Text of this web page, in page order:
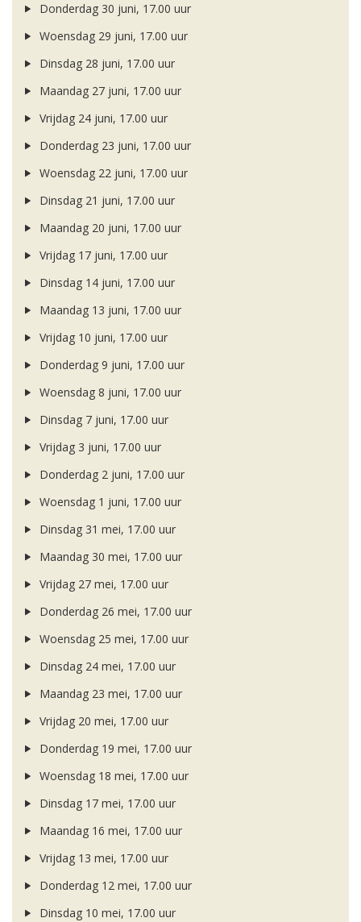
Donderdag 30 juni, 17.00 uur
Woensdag 29 juni, 17.00 uur
Dinsdag 28 juni, 17.00 uur
Maandag 27 juni, 17.00 uur
Vrijdag 24 juni, 17.00 uur
Donderdag 23 juni, 17.00 uur
Woensdag 22 juni, 17.00 uur
Dinsdag 21 juni, 17.00 uur
Maandag 20 juni, 17.00 uur
Vrijdag 17 juni, 17.00 uur
Dinsdag 14 juni, 17.00 uur
Maandag 13 juni, 17.00 uur
Vrijdag 10 juni, 17.00 uur
Donderdag 9 juni, 17.00 uur
Woensdag 8 juni, 17.00 uur
Dinsdag 7 juni, 17.00 uur
Vrijdag 3 juni, 17.00 uur
Donderdag 2 juni, 17.00 uur
Woensdag 1 juni, 17.00 uur
Dinsdag 31 mei, 17.00 uur
Maandag 30 mei, 17.00 uur
Vrijdag 27 mei, 17.00 uur
Donderdag 26 mei, 17.00 uur
Woensdag 25 mei, 17.00 uur
Dinsdag 24 mei, 17.00 uur
Maandag 23 mei, 17.00 uur
Vrijdag 20 mei, 17.00 uur
Donderdag 19 mei, 17.00 uur
Woensdag 18 mei, 17.00 uur
Dinsdag 17 mei, 17.00 uur
Maandag 16 mei, 17.00 uur
Vrijdag 13 mei, 17.00 uur
Donderdag 12 mei, 17.00 uur
Dinsdag 10 mei, 17.00 uur